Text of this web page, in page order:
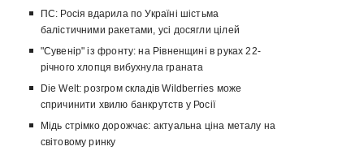
ПС: Росія вдарила по Україні шістьма
балістичними ракетами, усі досягли цілей
"Сувенір" із фронту: на Рівненщині в руках 22-
річного хлопця вибухнула граната
Die Welt: розгром складів Wildberries може
спричинити хвилю банкрутств у Росії
Мідь стрімко дорожчає: актуальна ціна металу на
світовому ринку